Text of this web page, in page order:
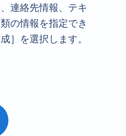
連絡先情報、テキ
の情報を指定でき
］を選択します。